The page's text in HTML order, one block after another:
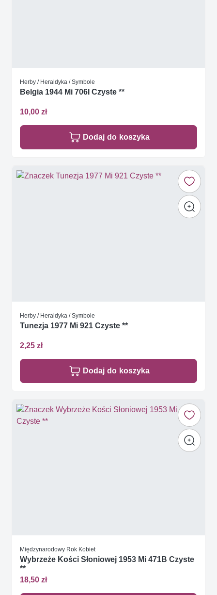
Herby / Heraldyka / Symbole
Belgia 1944 Mi 706I Czyste **
10,00 zł
Dodaj do koszyka
Herby / Heraldyka / Symbole
Tunezja 1977 Mi 921 Czyste **
2,25 zł
Dodaj do koszyka
Międzynarodowy Rok Kobiet
Wybrzeże Kości Słoniowej 1953 Mi 471B Czyste
**
18,50 zł